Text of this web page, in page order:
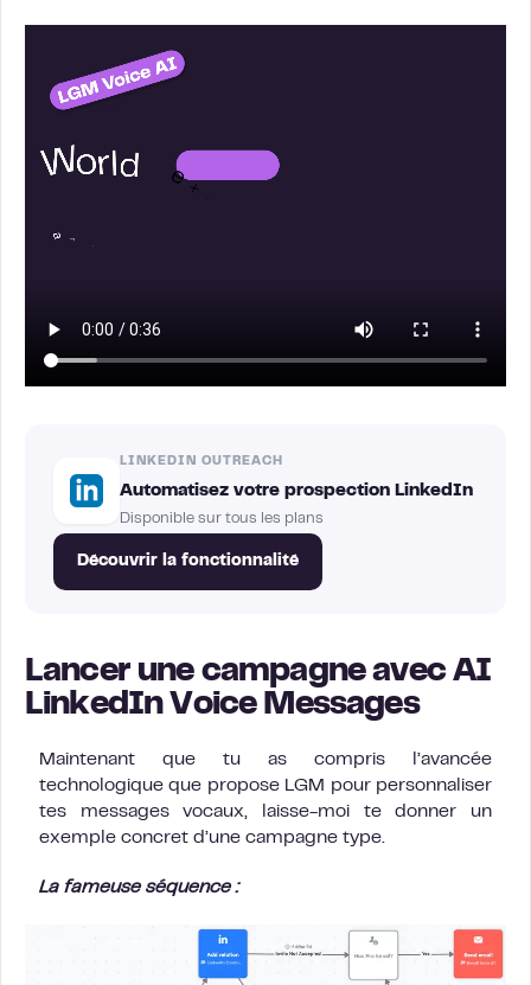
LINKEDIN OUTREACH
Automatisez votre prospection LinkedIn
Disponible sur tous les plans
Découvrir la fonctionnalité
Lancer une campagne avec AI
LinkedIn Voice Messages
Maintenant que tu as compris l’avancée
technologique que propose LGM pour personnaliser
tes messages vocaux, laisse-moi te donner un
exemple concret d’une campagne type.
La fameuse séquence :